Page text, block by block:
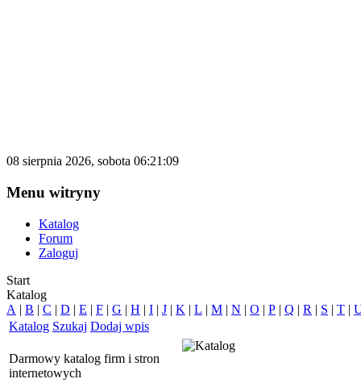
08 sierpnia 2026, sobota 06:21:09
Menu witryny
Katalog
Forum
Zaloguj
Start
Katalog
A | B | C | D | E | F | G | H | I | J | K | L | M | N | O | P | Q | R | S | T |
Katalog Szukaj Dodaj wpis
Darmowy katalog firm i stron
internetowych